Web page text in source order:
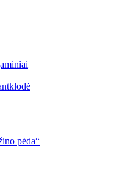
pėda“